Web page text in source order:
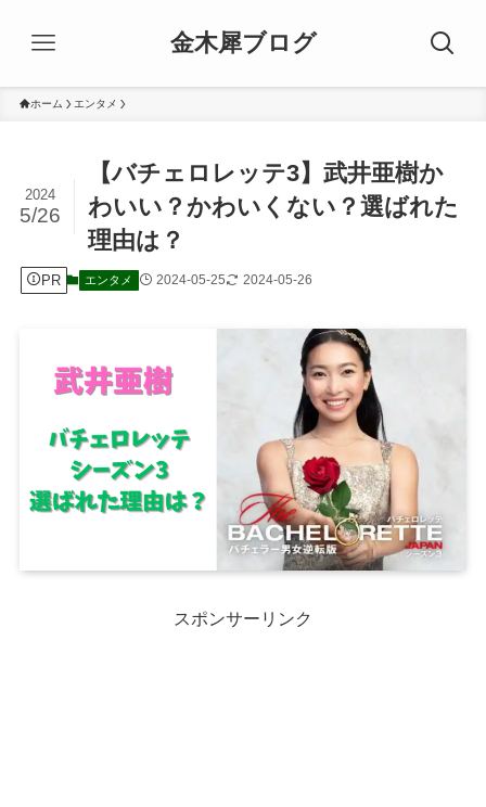
金木犀ブログ
ホーム エンタメ
【バチェロレッテ3】武井亜樹か
わいい？かわいくない？選ばれた
理由は？
2024
5/26
PR エンタメ 2024-05-25 2024-05-26
スポンサーリンク